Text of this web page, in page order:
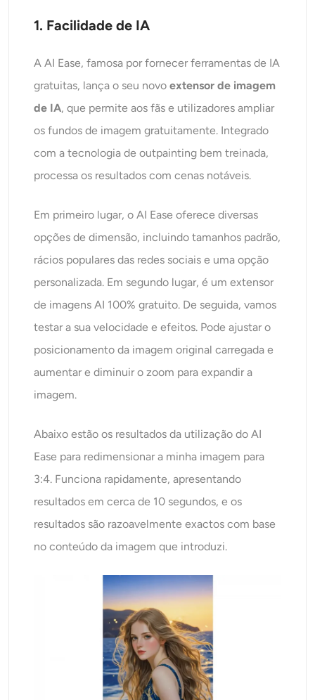
1. Facilidade de IA
A AI Ease, famosa por fornecer ferramentas de IA
gratuitas, lança o seu novoextensor de imagem
de IA, que permite aos fãs e utilizadores ampliar
os fundos de imagem gratuitamente. Integrado
com a tecnologia de outpainting bem treinada,
processa os resultados com cenas notáveis.
Em primeiro lugar, o AI Ease oferece diversas
opções de dimensão, incluindo tamanhos padrão,
rácios populares das redes sociais e uma opção
personalizada. Em segundo lugar, é um extensor
de imagens AI 100% gratuito. De seguida, vamos
testar a sua velocidade e efeitos. Pode ajustar o
posicionamento da imagem original carregada e
aumentar e diminuir o zoom para expandir a
imagem.
Abaixo estão os resultados da utilização do AI
Ease para redimensionar a minha imagem para
3:4. Funciona rapidamente, apresentando
resultados em cerca de 10 segundos, e os
resultados são razoavelmente exactos com base
no conteúdo da imagem que introduzi.